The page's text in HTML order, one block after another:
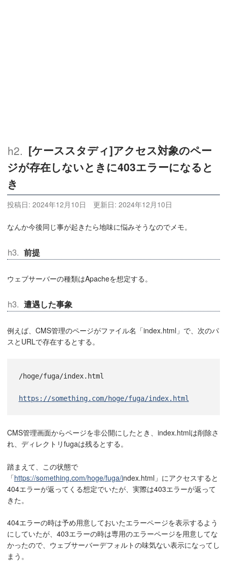
[ケーススタディ]アクセス対象のペー
ジが存在しないときに403エラーになると
き
投稿日: 2024年12月10日 更新日: 2024年12月10日
なんか今後同じ事が起きたら地味に悩みそうなのでメモ。
前提
ウェブサーバーの種類はApacheを想定する。
遭遇した事象
例えば、CMS管理のページがファイル名「index.html」で、次のパ
スとURLで存在するとする。
/hoge/fuga/index.html
https://something.com/hoge/fuga/index.html
CMS管理画面からページを非公開にしたとき、index.htmlは削除さ
れ、ディレクトリfugaは残るとする。
踏まえて、この状態で
「https://something.com/hoge/fuga/index.html」にアクセスすると
404エラーが返ってくる想定でいたが、実際は403エラーが返って
きた。
404エラーの時は予め用意しておいたエラーページを表示するよう
にしていたが、403エラーの時は専用のエラーページを用意してな
かったので、ウェブサーバーデフォルトの味気ない表示になってし
まう。